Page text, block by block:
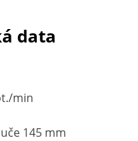
data
min
145 mm